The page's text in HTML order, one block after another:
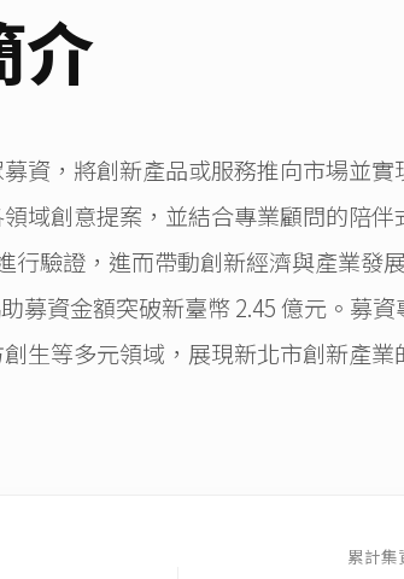
介
資，將創新產品或服務推向市場並實
域創意提案，並結合專業顧問的陪伴
驗證，進而帶動創新經濟與產業發
募資金額突破新臺幣 2.45 億元。募資
生等多元領域，展現新北市創新產業
累計集